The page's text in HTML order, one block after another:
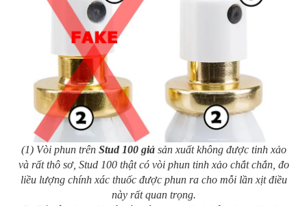
(1) Vòi phun trên Stud 100 giảsản xuất không được tinh xảo
và rất thô sơ, Stud 100 thật có vòi phun tinh xảo chắt chắn, đo
liều lượng chính xác thuốc được phun ra cho mỗi lần xịt điều
này rất quan trọng.